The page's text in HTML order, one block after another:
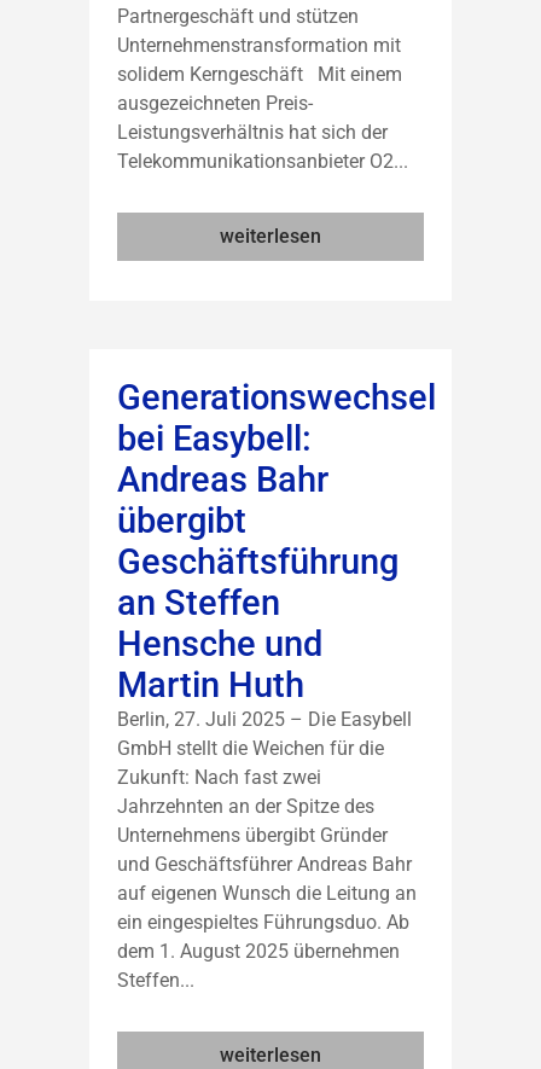
Partnergeschäft und stützen
Unternehmenstransformation mit
solidem Kerngeschäft Mit einem
ausgezeichneten Preis-
Leistungsverhältnis hat sich der
Telekommunikationsanbieter O2...
weiterlesen
Generationswechsel
bei Easybell:
Andreas Bahr
übergibt
Geschäftsführung
an Steffen
Hensche und
Martin Huth
Berlin, 27. Juli 2025 – Die Easybell
GmbH stellt die Weichen für die
Zukunft: Nach fast zwei
Jahrzehnten an der Spitze des
Unternehmens übergibt Gründer
und Geschäftsführer Andreas Bahr
auf eigenen Wunsch die Leitung an
ein eingespieltes Führungsduo. Ab
dem 1. August 2025 übernehmen
Steffen...
weiterlesen